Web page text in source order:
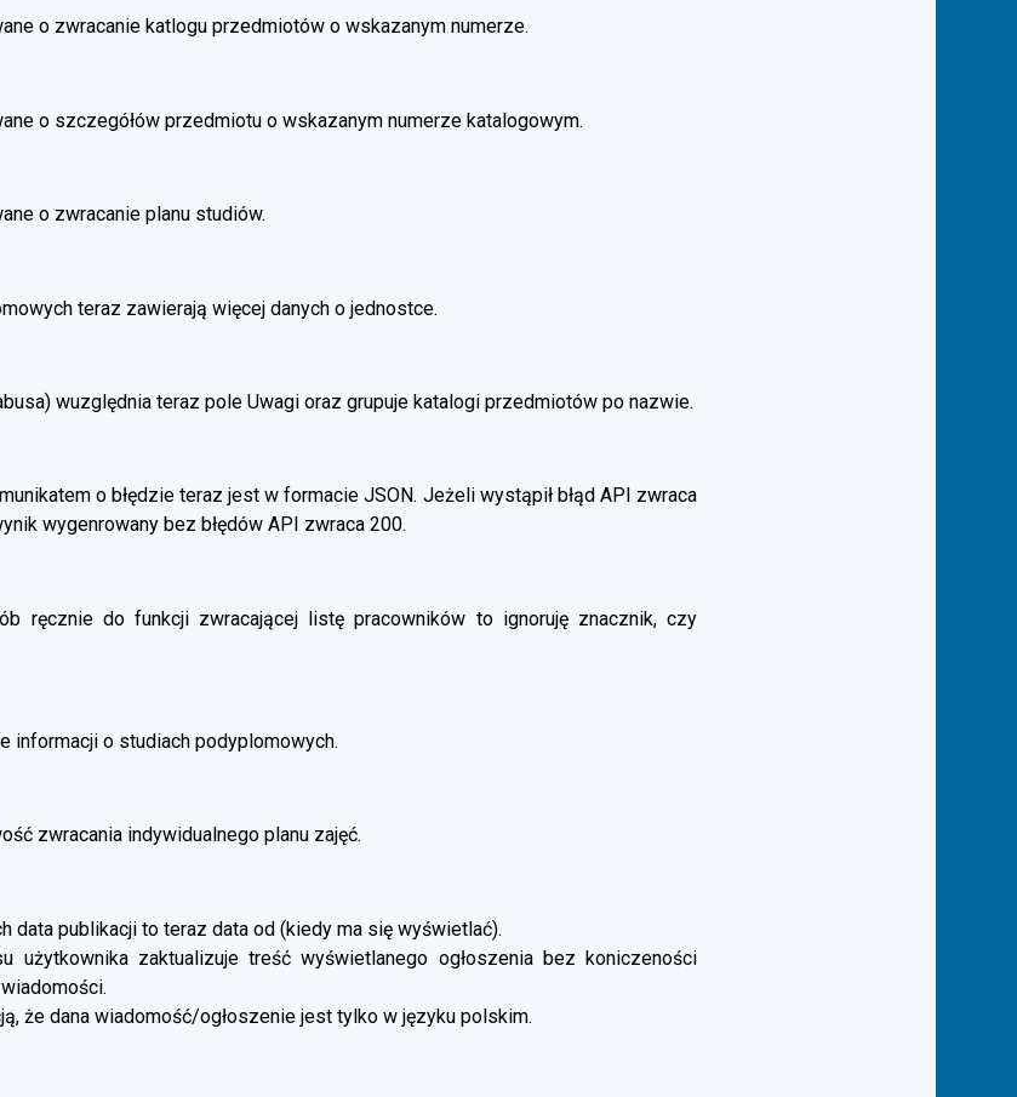
o zwracanie katlogu przedmiotów o wskazanym numerze.
o szczegółów przedmiotu o wskazanym numerze katalogowym.
o zwracanie planu studiów.
teraz zawierają więcej danych o jednostce.
wuzględnia teraz pole Uwagi oraz grupuje katalogi przedmiotów po nazwie.
o błędzie teraz jest w formacie JSON. Jeżeli wystąpił błąd API zwraca
wygenrowany bez błędów API zwraca 200.
ręcznie do funkcji zwracającej listę pracowników to ignoruję znacznik, czy
informacji o studiach podyplomowych.
zwracania indywidualnego planu zajęć.
data publikacji to teraz data od (kiedy ma się wyświetlać).
użytkownika zaktualizuje treść wyświetlanego ogłoszenia bez koniczeności
że dana wiadomość/ogłoszenie jest tylko w języku polskim.